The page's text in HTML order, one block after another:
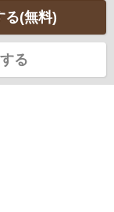
る(無料)
る